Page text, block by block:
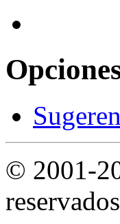
© 2001-
reservados